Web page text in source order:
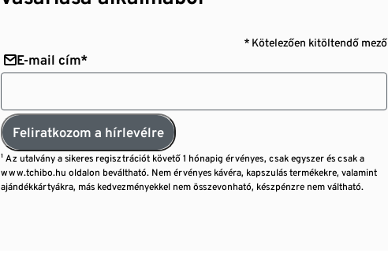
* Kötelezően kitöltendő mező
E-mail cím*
Feliratkozom a hírlevélre
¹ Az utalvány a sikeres regisztrációt követő 1 hónapig érvényes, csak egyszer és csak a
www.tchibo.hu oldalon beváltható. Nem érvényes kávéra, kapszulás termékekre, valamint
ajándékkártyákra, más kedvezményekkel nem összevonható, készpénzre nem váltható.